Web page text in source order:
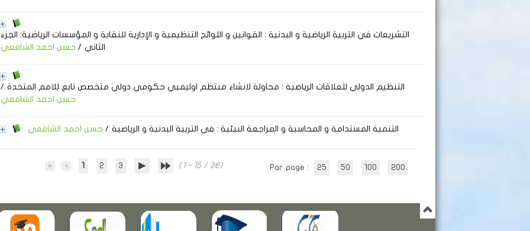
التشريعات في التربية الرياضية و البدنية : القوانين و اللوائح التنظيمية و الإدارية للنقابة و المؤسسات الرياضية: الجزء
الثاني / حسن احمد الشافعي
التنظيم الدولي للعلاقات الرياضية : محاولة لانشاء منتظم اوليمبي حكومي دولي متخصص تابع للامم المتحدة /
حسن احمد الشافعي
التنمية المستدامة و المحاسبة و المراجعة البيئية : في التربية البدنية و الرياضية / حسن احمد الشافعي
1 2 3 (1 - 15 / 36) Par page : 25 50 100 200